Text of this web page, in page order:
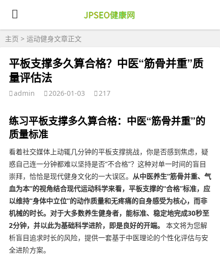
主页 > 运动健身文章正文
平板支撑多久算合格？中医“筋骨并重”质
量评估法
admin 2026-01-03 217
练习平板支撑多久算合格：中医“筋骨并重”的
质量标准
看着社交媒体上动辄几分钟的平板支撑挑战，你是否感到焦虑，疑
惑自己连一分钟都难以坚持是否“不合格”？这种对单一时间的盲目
崇拜，恰恰是现代健身文化的一大误区。 从中医养生“筋骨并重、气
血为本”的视角结合现代运动科学来看，平板支撑的“合格”标准，应
以维持“身体中立位”的动作质量和无疼痛的自身感受为核心，而非
机械的时长。对于大多数养生健身者，能标准、稳定地完成30秒至
2分钟，并以此为基础科学进阶，即是良好的开端。
本文将为您解
析盲目追求时长的风险，提供一套基于中医理论的个性化评估与安
全进阶方案。